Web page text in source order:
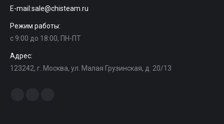
E-mail:sale@chisteam.ru
Режим работы:
с 9:00 до 18:00, ПН-ПТ
Адрес:
123242, г. Москва, ул. Малая Грузинская, д. 20/13